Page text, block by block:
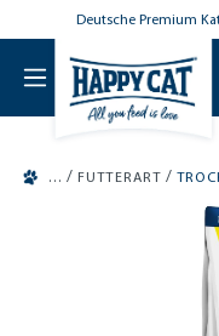
springen
Deutsche Premium
/ FUTTERART /